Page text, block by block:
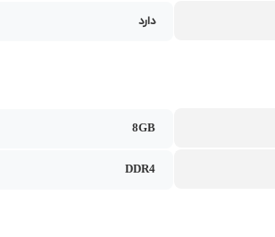
دارد
8GB
DDR4